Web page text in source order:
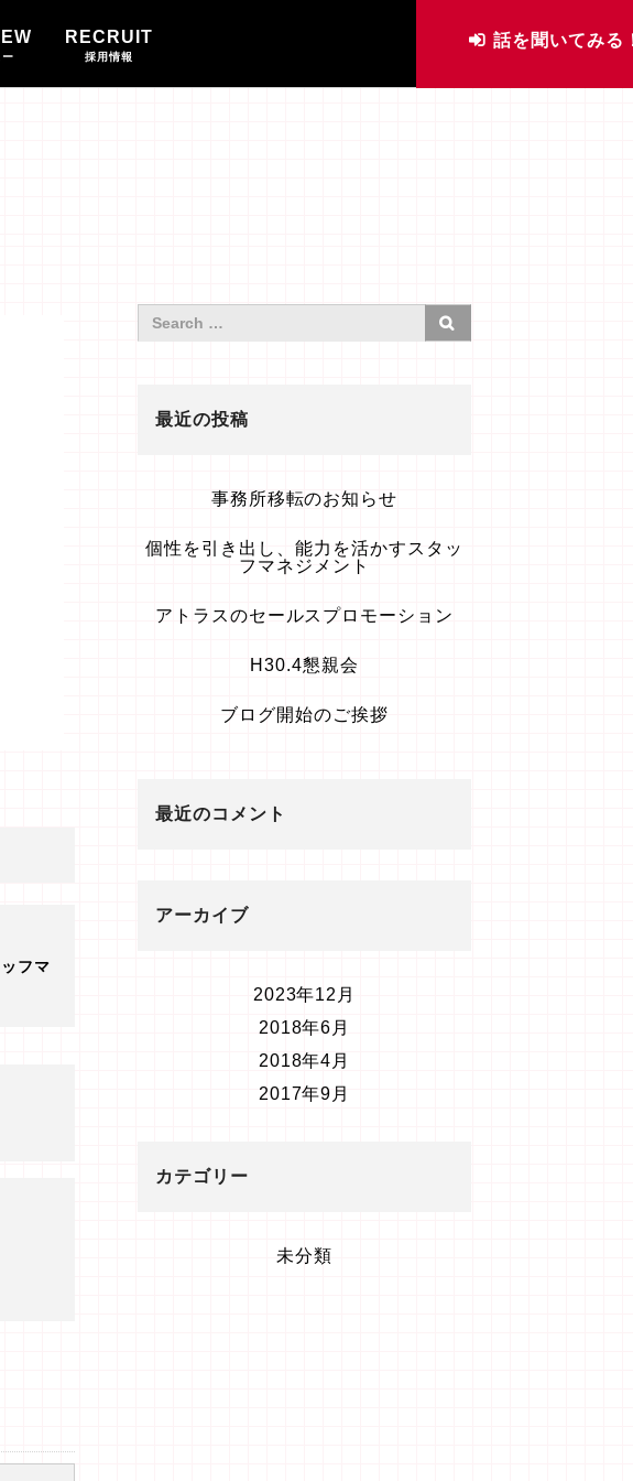
RECRUIT
採用情報
話を聞いてみる
フマ
最近の投稿
事務所移転のお知らせ
個性を引き出し、能力を活かすスタッ
フマネジメント
アトラスのセールスプロモーション
H30.4懇親会
ブログ開始のご挨拶
最近のコメント
アーカイブ
2023年12月
2018年6月
2018年4月
2017年9月
カテゴリー
未分類